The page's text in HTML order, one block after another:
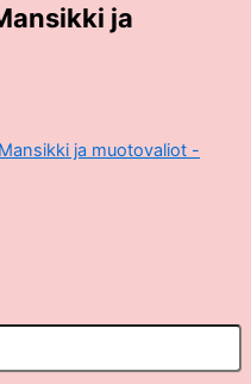
ja
Mansikki ja muotovaliot -